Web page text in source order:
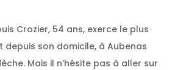
Crozier, 54 ans, exerce le plus
depuis son domicile, à Aubenas
Mais il n’hésite pas à aller sur